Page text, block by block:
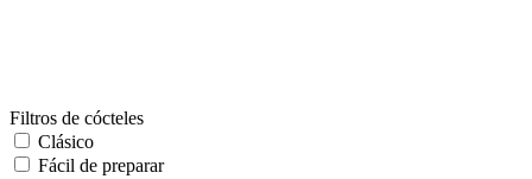
Filtros de cócteles
Clásico
Fácil de preparar